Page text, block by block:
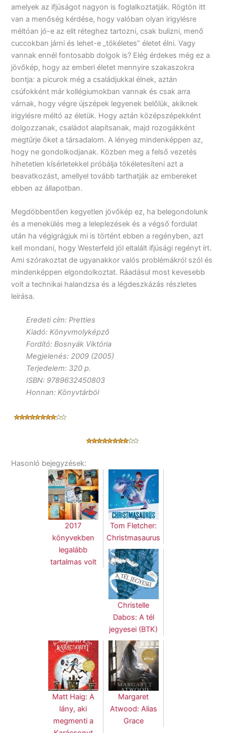
amelyek az ifjúságot nagyon is foglalkoztatják. Rögtön itt
van a menőség kérdése, hogy valóban olyan irigylésre
méltóan jó-e az elit réteghez tartozni, csak bulizni, menő
cuccokban járni és lehet-e „tökéletes” életet élni. Vagy
vannak ennél fontosabb dolgok is? Elég érdekes még ez a
jövőkép, hogy az emberi életet mennyire szakaszokra
bontja: a picurok még a családjukkal élnek, aztán
csúfokként már kollégiumokban vannak és csak arra
várnak, hogy végre újszépek legyenek belőlük, akiknek
irigylésre méltó az életük. Hogy aztán középszépekként
dolgozzanak, családot alapítsanak, majd rozogákként
megtűrje őket a társadalom. A lényeg mindenképpen az,
hogy ne gondolkodjanak. Közben meg a felső vezetés
hihetetlen kísérletekkel próbálja tökéletesíteni azt a
beavatkozást, amellyel tovább tarthatják az embereket
ebben az állapotban.
Megdöbbentően kegyetlen jövőkép ez, ha belegondolunk
és a menekülés meg a leleplezések és a végső fordulat
után ha végigrágjuk mi is történt ebben a regényben, azt
kell mondani, hogy Westerfeld jól eltalált ifjúsági regényt írt.
Ami szórakoztat de ugyanakkor valós problémákról szól és
mindenképpen elgondolkoztat. Ráadásul most kevesebb
volt a technikai halandzsa és a légdeszkázás részletes
leírása.
Eredeti cím: Pretties
Kiadó: Könyvmolyképző
Fordító: Bosnyák Viktória
Megjelenés: 2009 (2005)
Terjedelem: 320 p.
ISBN: 9789632450803
Honnan: Könyvtárból
Hasonló bejegyzések:
2017
könyvekben
legalább
tartalmas volt
Tom Fletcher:
Christmasaurus
Christelle
Dabos: A tél
jegyesei (BTK)
Matt Haig: A
lány, aki
megmenti a
Margaret
Atwood: Alias
Grace